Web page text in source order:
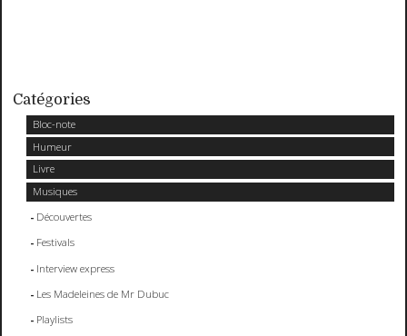
Catégories
Bloc-note
Humeur
Livre
Musiques
Découvertes
Festivals
Interview express
Les Madeleines de Mr Dubuc
Playlists